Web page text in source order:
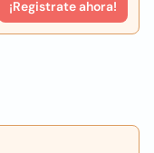
¡Registrate ahora!